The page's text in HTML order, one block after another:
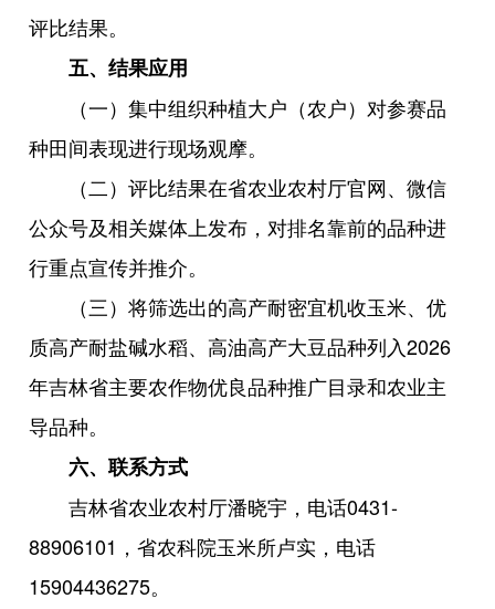
评比结果。
五、结果应用
（一）集中组织种植大户（农户）对参赛品
种田间表现进行现场观摩。
（二）评比结果在省农业农村厅官网、微信
公众号及相关媒体上发布，对排名靠前的品种进
行重点宣传并推介。
（三）将筛选出的高产耐密宜机收玉米、优
质高产耐盐碱水稻、高油高产大豆品种列入2026
年吉林省主要农作物优良品种推广目录和农业主
导品种。
六、联系方式
吉林省农业农村厅潘晓宇，电话0431-
88906101，省农科院玉米所卢实，电话
15904436275。